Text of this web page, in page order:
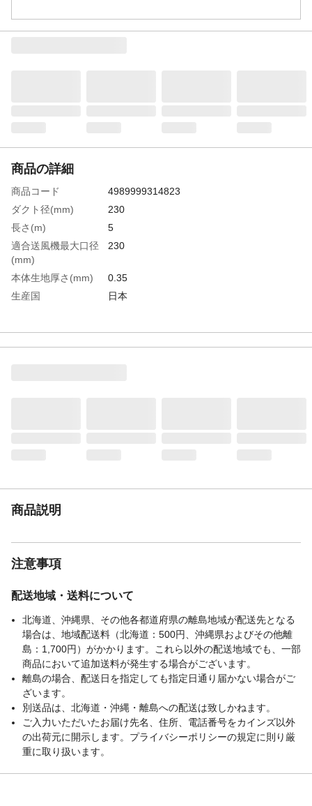
商品の詳細
商品コード
4989999314823
ダクト径(mm)
230
長さ(m)
5
適合送風機最大口径
(mm)
230
本体生地厚さ(mm)
0.35
生産国
日本
材質1
基布:ポリエステルターポリン
材質2
表面加工:塩ビシートをラミネート加工
商品説明
注意事項
配送地域・送料について
北海道、沖縄県、その他各都道府県の離島地域が配送先となる
場合は、地域配送料（北海道：500円、沖縄県およびその他離
島：1,700円）がかかります。これら以外の配送地域でも、一部
商品において追加送料が発生する場合がございます。
離島の場合、配送日を指定しても指定日通り届かない場合がご
ざいます。
別送品は、北海道・沖縄・離島への配送は致しかねます。
ご入力いただいたお届け先名、住所、電話番号をカインズ以外
の出荷元に開示します。プライバシーポリシーの規定に則り厳
重に取り扱います。